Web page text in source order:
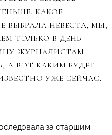
КАКОЕ
ВЫБРАЛА НЕВЕСТА, МЫ,
ТОЛЬКО В ДЕНЬ
ЖУРНАЛИСТАМ
А ВОТ КАКИМ БУДЕТ
УЖЕ СЕЙЧАС.
за старшим